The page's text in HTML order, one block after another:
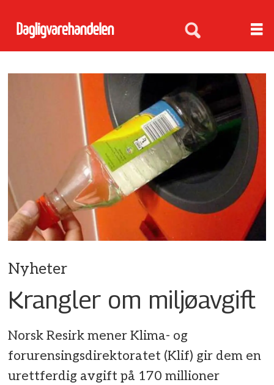
Nyheter
Krangler om miljøavgift
Norsk Resirk mener Klima- og
forurensingsdirektoratet (Klif) gir dem en
urettferdig avgift på 170 millioner